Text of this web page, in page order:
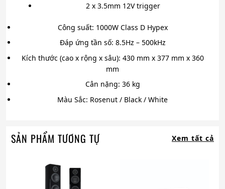
2 x 3.5mm 12V trigger
Công suất: 1000W Class D Hypex
Đáp ứng tần số: 8.5Hz – 500kHz
Kích thước (cao x rộng x sâu): 430 mm x 377 mm x 360
mm
Cân nặng: 36 kg
Màu Sắc: Rosenut / Black / White
SẢN PHẨM TƯƠNG TỰ Xem tất cả